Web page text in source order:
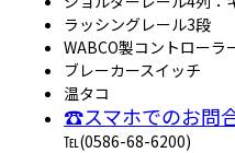
ラッシングレール3段
WABCO製コントローラ
ブレーカースイッチ
温タコ
☎スマホでのお問
℡(0586-68-6200)